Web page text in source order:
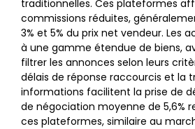
traditionnelles. Ces plateformes
commissions réduites,
3% et 5% du prix net vendeur. Les
à une gamme étendue de biens,
filtrer les annonces selon leurs
délais de réponse raccourcis et la
informations facilitent la prise de
de négociation moyenne de 5,6%
ces plateformes, similaire au